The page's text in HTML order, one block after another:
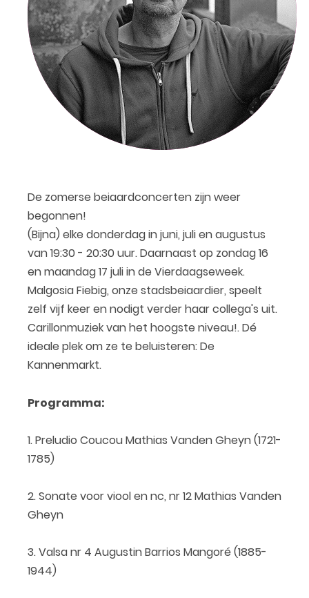
De zomerse beiaardconcerten zijn weer
begonnen!
(Bijna) elke donderdag in juni, juli en augustus
van 19:30 - 20:30 uur. Daarnaast op zondag 16
en maandag 17 juli in de Vierdaagseweek.
Malgosia Fiebig, onze stadsbeiaardier, speelt
zelf vijf keer en nodigt verder haar collega's uit.
Carillonmuziek van het hoogste niveau!. Dé
ideale plek om ze te beluisteren: De
Kannenmarkt.
Programma:
1. Preludio Coucou Mathias Vanden Gheyn (1721-
1785)
2. Sonate voor viool en nc, nr 12 Mathias Vanden
Gheyn
3. Valsa nr 4 Augustin Barrios Mangoré (1885-
1944)